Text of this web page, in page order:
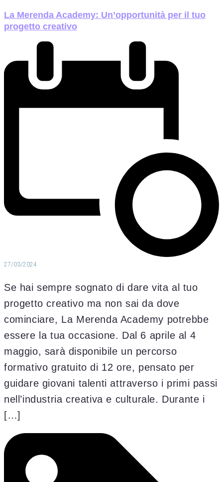
La Merenda Academy: Un’opportunità per il tuo
progetto creativo
27/03/2024
Se hai sempre sognato di dare vita al tuo
progetto creativo ma non sai da dove
cominciare, La Merenda Academy potrebbe
essere la tua occasione. Dal 6 aprile al 4
maggio, sarà disponibile un percorso
formativo gratuito di 12 ore, pensato per
guidare giovani talenti attraverso i primi passi
nell’industria creativa e culturale. Durante i
[…]